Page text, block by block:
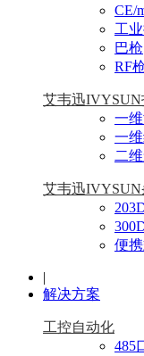
CE/
工
巴枪
RF
艾韦迅
一
一
二
艾韦迅
便
|
解决方案
工控自动化
485